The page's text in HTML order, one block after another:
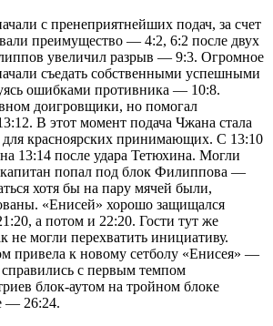
с пренеприятнейших подач, за счет
преимущество — 4:2, 6:2 после двух
увеличил разрыв — 9:3. Огромное
съедать собственными успешными
ошибками противника — 10:8.
доигровщики, но помогал
В этот момент подача Чжана стала
красноярских принимающих. С 13:10
13:14 после удара Тетюхина. Могли
попал под блок Филиппова —
хотя бы на пару мячей были,
«Енисей» хорошо защищался
а потом и 22:20. Гости тут же
не могли перехватить инициативу.
привела к новому сетболу «Енисея» —
справились с первым темпом
блок-аутом на тройном блоке
— 26:24.